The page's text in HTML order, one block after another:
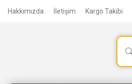
Hakkımızda İletişim Kargo Takibi